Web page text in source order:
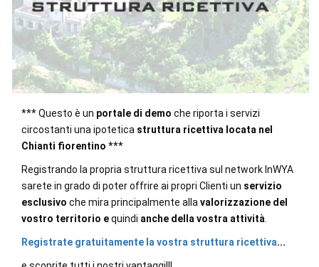
*** Questo è un portale di demo che riporta i servizi
circostanti una ipotetica struttura ricettiva locata nel
Chianti fiorentino ***
Registrando la propria struttura ricettiva sul network InWYA
sarete in grado di poter offrire ai propri Clienti un servizio
esclusivo che mira principalmente alla valorizzazione del
vostro territorio equindi anche della vostra attività
Registrate gratuitamente la vostra struttura ricettiva...